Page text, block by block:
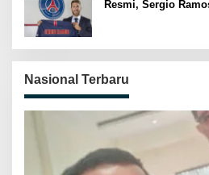
Resmi, Sergio
Nasional Terbaru